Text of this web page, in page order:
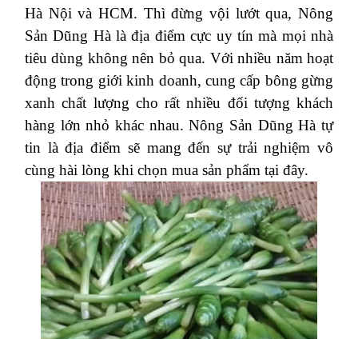
Hà Nội và HCM. Thì đừng vội lướt qua, Nông
Sản Dũng Hà là địa điểm cực uy tín mà mọi nhà
tiêu dùng không nên bỏ qua. Với nhiều năm hoạt
động trong giới kinh doanh, cung cấp bông gừng
xanh chất lượng cho rất nhiều đối tượng khách
hàng lớn nhỏ khác nhau. Nông Sản Dũng Hà tự
tin là địa điểm sẽ mang đến sự trải nghiệm vô
cùng hài lòng khi chọn mua sản phẩm tại đây.